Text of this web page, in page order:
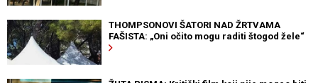
THOMPSONOVI ŠATORI NAD ŽRTVAMA
FAŠISTA: „Oni očito mogu raditi štogod žele“